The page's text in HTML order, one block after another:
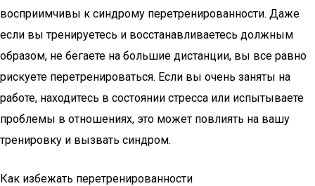
восприимчивы к синдрому перетренированности. Даже
если вы тренируетесь и восстанавливаетесь должным
образом, не бегаете на большие дистанции, вы все равно
рискуете перетренироваться. Если вы очень заняты на
работе, находитесь в состоянии стресса или испытываете
проблемы в отношениях, это может повлиять на вашу
тренировку и вызвать синдром.
Как избежать перетренированности